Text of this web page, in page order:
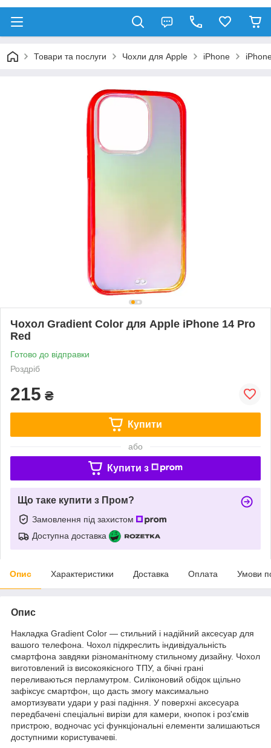
Товари та послуги Чохли для Apple iPhone
Чохол Gradient Color для Apple iPhone 14 Pro
Red
Готово до відправки
Роздріб
215 ₴
Купити
або
Купити з
Що таке купити з Пром?
Замовлення під захистом
Доступна доставка
Опис Характеристики Доставка Оплата Умови
Опис
Накладка Gradient Color — стильний і надійний аксесуар для
вашого телефона. Чохол підкреслить індивідуальність
смартфона завдяки різноманітному стильному дизайну. Чохол
виготовлений із високоякісного ТПУ, а бічні грані
переливаються перламутром. Силіконовий обідок щільно
зафіксує смартфон, що дасть змогу максимально
амортизувати удари у разі падіння. У поверхні аксесуара
передбачені спеціальні вирізи для камери, кнопок і роз'ємів
пристрою, водночас усі функціональні елементи залишаються
доступними користувачеві.